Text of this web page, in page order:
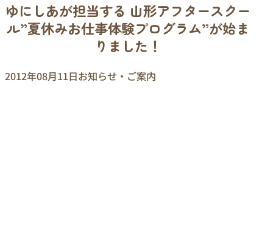
ゆにしあが担当する 山形アフタースクー
ル”夏休みお仕事体験プログラム”が始ま
りました！
2012年08月11日お知らせ・ご案内